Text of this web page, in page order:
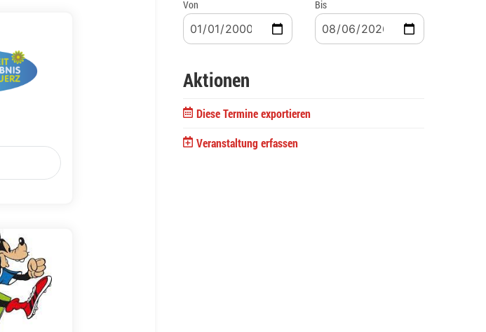
Von Bis
Aktionen
Diese Termine exportieren
Veranstaltung erfassen